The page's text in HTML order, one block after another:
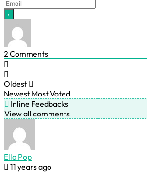
2 Comments
Oldest
Newest Most Voted
Inline Feedbacks
View all comments
Ella Pop
11 years ago